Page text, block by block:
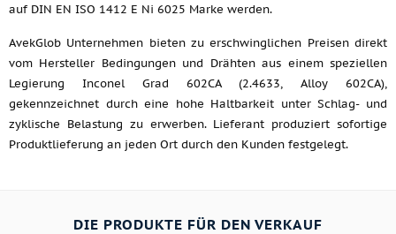
auf DIN EN ISO 1412 E Ni 6025 Marke werden.
AvekGlob Unternehmen bieten zu erschwinglichen Preisen direkt
vom Hersteller Bedingungen und Drähten aus einem speziellen
Legierung Inconel Grad 602CA (2.4633, Alloy 602CA),
gekennzeichnet durch eine hohe Haltbarkeit unter Schlag- und
zyklische Belastung zu erwerben. Lieferant produziert sofortige
Produktlieferung an jeden Ort durch den Kunden festgelegt.
DIE PRODUKTE FÜR DEN VERKAUF